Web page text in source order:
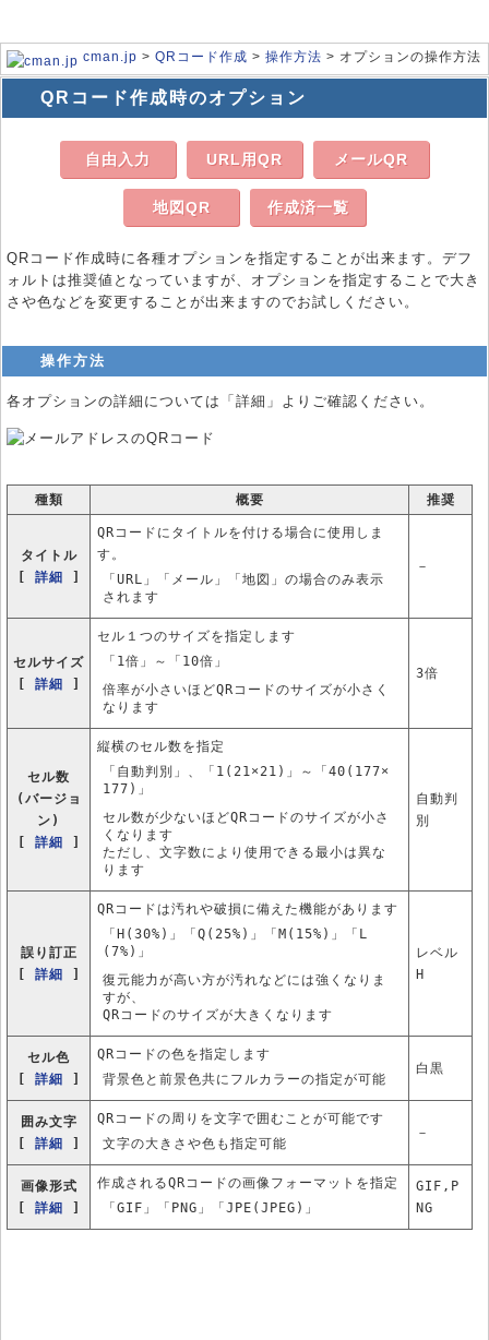
cman.jp > QRコード作成 > 操作方法 > オプションの操作方法
QRコード作成時のオプション
自由入力 URL用QR メールQR
地図QR 作成済一覧
QRコード作成時に各種オプションを指定することが出来ます。デフ
ォルトは推奨値となっていますが、オプションを指定することで大き
さや色などを変更することが出来ますのでお試しください。
操作方法
各オプションの詳細については「詳細」よりご確認ください。
種類 概要 推奨
タイトル
[ 詳細 ]
QRコードにタイトルを付ける場合に使用しま
す。
「URL」「メール」「地図」の場合のみ表示
されます
－
セルサイズ
[ 詳細 ]
セル１つのサイズを指定します
「1倍」～「10倍」
倍率が小さいほどQRコードのサイズが小さく
なります
3倍
セル数
(バージョ
ン)
[ 詳細 ]
縦横のセル数を指定
「自動判別」、「1(21×21)」～「40(177×
177)」
セル数が少ないほどQRコードのサイズが小さ
くなります
ただし、文字数により使用できる最小は異な
ります
自動判
別
誤り訂正
[ 詳細 ]
QRコードは汚れや破損に備えた機能があります
「H(30%)」「Q(25%)」「M(15%)」「L
(7%)」
復元能力が高い方が汚れなどには強くなりま
すが、
QRコードのサイズが大きくなります
レベル
H
セル色
[ 詳細 ]
QRコードの色を指定します
背景色と前景色共にフルカラーの指定が可能
白黒
囲み文字
[ 詳細 ]
QRコードの周りを文字で囲むことが可能です
文字の大きさや色も指定可能
－
画像形式
[ 詳細 ]
作成されるQRコードの画像フォーマットを指定
「GIF」「PNG」「JPE(JPEG)」
GIF,P
NG